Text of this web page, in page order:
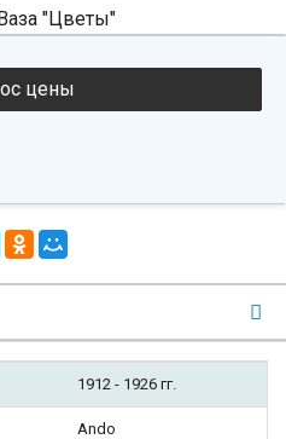
1912 - 1926 гг.
Ando